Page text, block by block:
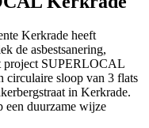
Kerkrade heeft
de asbestsanering,
project SUPERLOCAL
circulaire sloop van 3 flats
in Kerkrade.
een duurzame wijze